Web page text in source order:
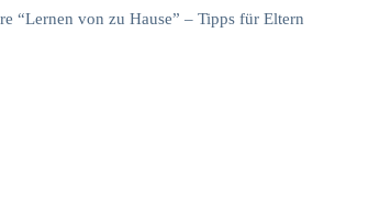
“Lernen von zu Hause” – Tipps für Eltern